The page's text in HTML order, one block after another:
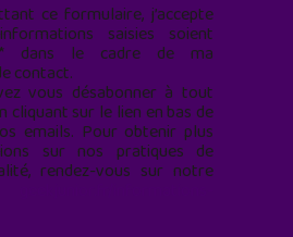
ce formulaire, j’accepte
saisies soient
dans le cadre de ma
contact.
vous désabonner à tout
cliquant sur le lien en bas de
emails. Pour obtenir plus
sur nos pratiques de
rendez-vous sur notre